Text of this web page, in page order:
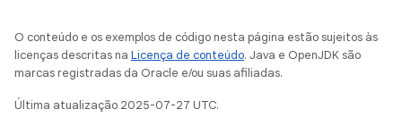
O conteúdo e os exemplos de código nesta página estão sujeitos às
licenças descritas na Licença de conteúdo. Java e OpenJDK são
marcas registradas da Oracle e/ou suas afiliadas.
Última atualização 2025-07-27 UTC.